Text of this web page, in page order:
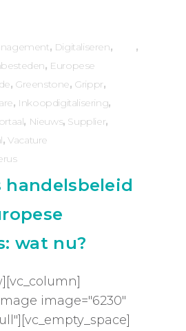
, Digitaliseren,
, Europese
, Greenstone, Grippr,
, Inkoopdigitalisering,
, Nieuws, Supplier,
,Vacature
handelsbeleid
wat nu?
image="6230"